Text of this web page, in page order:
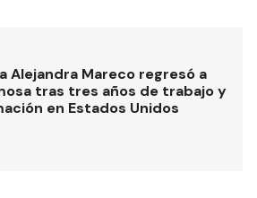
Alejandra Mareco regresó a
tras tres años de trabajo y
en Estados Unidos